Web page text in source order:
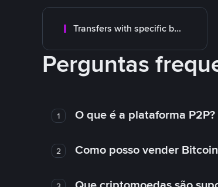
Transfers with specific bank
Perguntas
1 O que é a plataforma P2P?
2 Como posso vender